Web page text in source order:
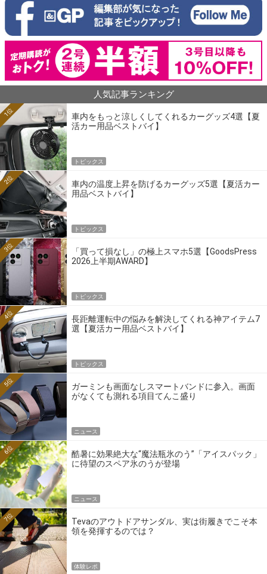
人気記事ランキング
車内をもっと涼しくしてくれるカーグッズ4選【夏
活カー用品ベストバイ】
1位
トピックス
車内の温度上昇を防げるカーグッズ5選【夏活カー
用品ベストバイ】
2位
トピックス
「買って損なし」の極上スマホ5選【GoodsPress
2026上半期AWARD】
3位
トピックス
長距離運転中の悩みを解決してくれる神アイテム7
選【夏活カー用品ベストバイ】
4位
トピックス
ガーミンも画面なしスマートバンドに参入。画面
がなくても測れる項目てんこ盛り
5位
ニュース
酷暑に効果絶大な“魔法瓶氷のう”「アイスパック」
に待望のスペア氷のうが登場
6位
ニュース
Tevaのアウトドアサンダル、実は街履きでこそ本
領を発揮するのでは？
7位
体験レポ